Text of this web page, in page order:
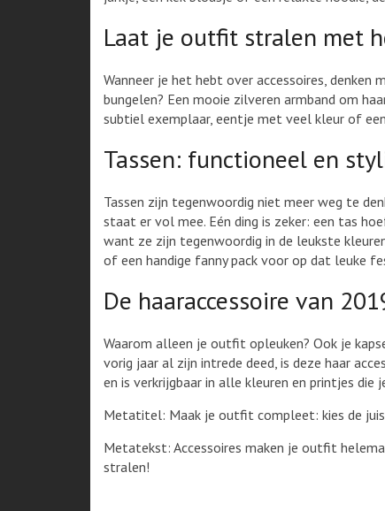
Laat je outfit stralen met
Wanneer je het hebt over accessoires,
bungelen? Een mooie zilveren armband om
subtiel exemplaar, eentje met veel kleur of
Tassen: functioneel en
Tassen zijn tegenwoordig niet meer weg te
staat er vol mee. Eén ding is zeker: een tas
want ze zijn tegenwoordig in de leukste
of een handige fanny pack voor op dat leuke
De haaraccessoire van
Waarom alleen je outfit opleuken? Ook je
vorig jaar al zijn intrede deed, is deze haar
en is verkrijgbaar in alle kleuren en printjes
Metatitel: Maak je outfit compleet: kies de
Metatekst: Accessoires maken je outfit
stralen!